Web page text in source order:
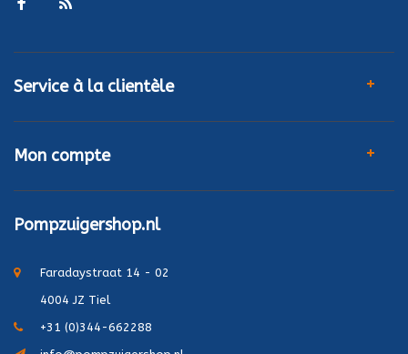
Service à la clientèle
Mon compte
Pompzuigershop.nl
Faradaystraat 14 - 02
4004 JZ Tiel
+31 (0)344-662288